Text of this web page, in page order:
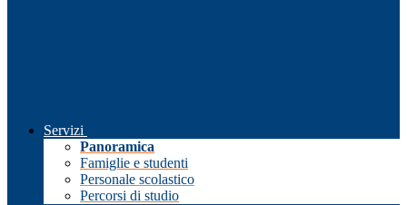
Servizi
Panoramica
Famiglie e studenti
Personale scolastico
Percorsi di studio